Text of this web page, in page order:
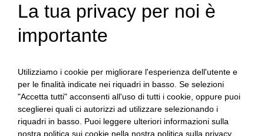
Noleggio Hardware e Software
Contratti di assistenza personalizzati
Microsoft 365 per aziende
Videoconferenza e Telefonia IP
Stampanti Multifunzione
La tua privacy per noi è
importante
Utilizziamo i cookie per migliorare l'esperienza dell'utente e
per le finalità indicate nei riquadri in basso. Se selezioni
"Accetta tutti" acconsenti all'uso di tutti i cookie, oppure puoi
sceglierei quali ci autorizzi ad utilizzare selezionando i
riquadri in basso. Puoi leggere ulteriori informazioni sulla
nostra politica sui cookie nella nostra politica sulla privacy.